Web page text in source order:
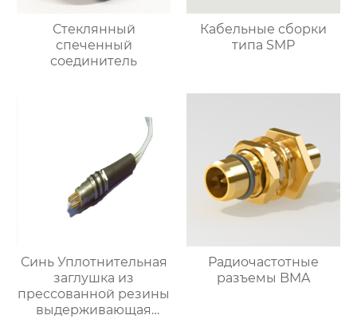
Стеклянный
спеченный
соединитель
Кабельные сборки
типа SMP
Синь Уплотнительная
заглушка из
прессованной резины
выдерживающая
Радиочастотные
разъемы BMA